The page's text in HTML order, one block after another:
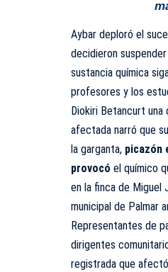
Aybar deploró el
decidieron
sustancia química
profesores y los
Diokiri Betancurt
afectada narró que
la garganta, picazón
provocó el químico
en la finca de
municipal de Palmar
Representantes de
dirigentes
registrada que